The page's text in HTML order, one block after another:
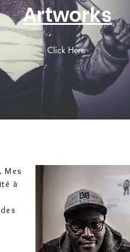
Artworks
Click Here
Mes
à